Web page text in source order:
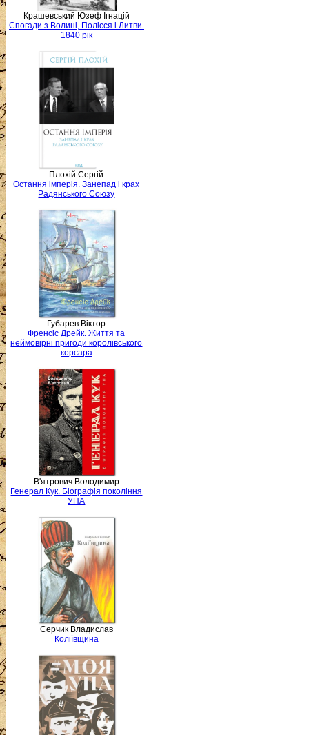
Крашевський Юзеф Ігнацій
Спогади з Волині, Полісся і Литви.
1840 рік
Плохій Сергій
Остання імперія. Занепад і крах
Радянського Союзу
Губарев Віктор
Френсіс Дрейк. Життя та
неймовірні пригоди королівського
корсара
В'ятрович Володимир
Генерал Кук. Біографія покоління
УПА
Серчик Владислав
Коліївщина